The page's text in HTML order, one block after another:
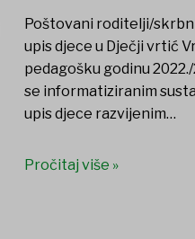
Poštovani roditelji/
upis djece u Dječji vrtić
pedagošku godinu
se informatiziranim
upis djece razvijenim…
Pročitaj više »